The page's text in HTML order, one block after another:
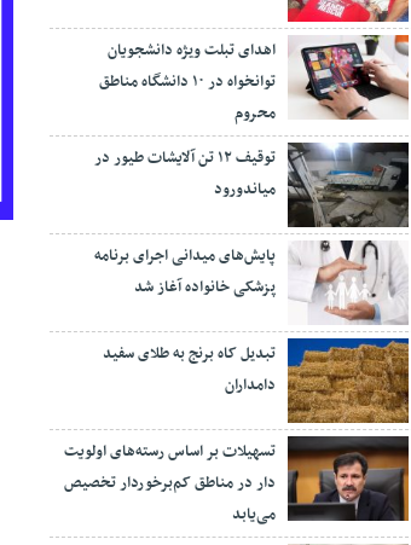
اهدای تبلت ویژه دانشجویان
توانخواه در ۱۰ دانشگاه مناطق
محروم
توقیف ۱۲ تن آلایشات طیور در
میاندورود
پایش‌های میدانی اجرای برنامه
پزشکی خانواده آغاز شد
تبدیل کاه برنج به طلای سفید
دامداران
تسهیلات بر اساس رسته‌های اولویت
دار در مناطق کم‌برخوردار تخصیص
می‌یابد